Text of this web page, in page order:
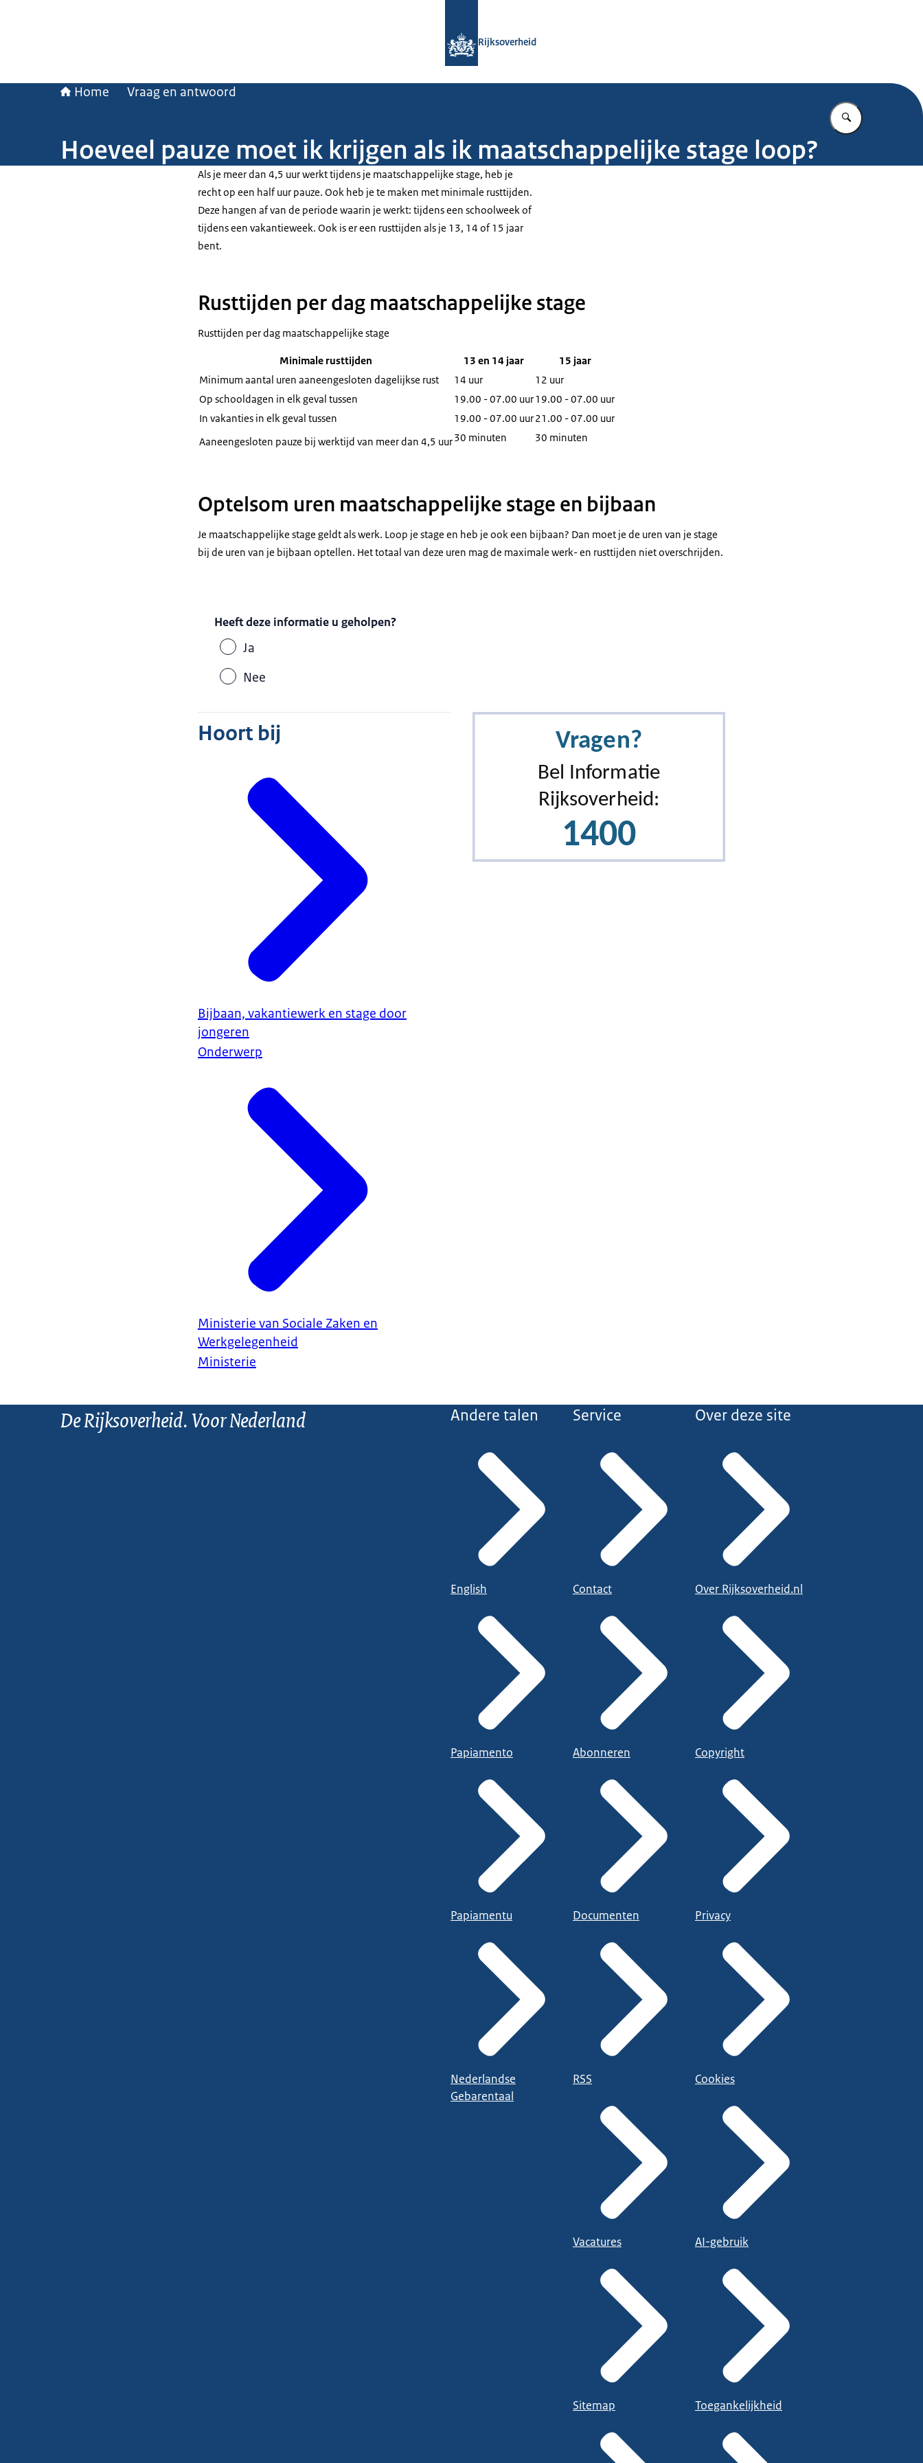
Rijksoverheid
Home Vraag en antwoord
Vul in wat u
Hoeveel pauze moet ik krijgen als ik maatschappelijke stage loop?
Als je meer dan 4,5 uur werkt tijdens je maatschappelijke stage, heb je
recht op een half uur pauze. Ook heb je te maken met minimale rusttijden.
Deze hangen af van de periode waarin je werkt: tijdens een schoolweek of
tijdens een vakantieweek. Ook is er een rusttijden als je 13, 14 of 15 jaar
bent.
Rusttijden per dag maatschappelijke stage
Rusttijden per dag maatschappelijke stage
Minimale rusttijden 13 en 14 jaar
15 jaar
Minimum aantal uren aaneengesloten dagelijkse rust
14 uur
12 uur
Op schooldagen in elk geval tussen
19.00 - 07.00 uur19.00 - 07.00 uur
In vakanties in elk geval tussen
19.00 - 07.00 uur21.00 - 07.00 uur
Aaneengesloten pauze bij werktijd van meer dan 4,5 uur30 minuten 30 minuten
Optelsom uren maatschappelijke stage en bijbaan
Je maatschappelijke stage geldt als werk. Loop je stage en heb je ook een bijbaan? Dan moet je de uren van je stage
bij de uren van je bijbaan optellen. Het totaal van deze uren mag de maximale werk- en rusttijden niet overschrijden.
Heeft deze informatie u geholpen?
Ja
Nee
Hoort bij
Bijbaan, vakantiewerk en stage door
jongeren
Onderwerp
Ministerie van Sociale Zaken en
Werkgelegenheid
Ministerie
De Rijksoverheid. Voor Nederland Andere talen
English
Papiamento
Papiamentu
Nederlandse
Gebarentaal
Service
Contact
Abonneren
Documenten
RSS
Vacatures
Sitemap
Over deze site
Over Rijksoverheid.nl
Copyright
Privacy
Cookies
AI-gebruik
Toegankelijkheid